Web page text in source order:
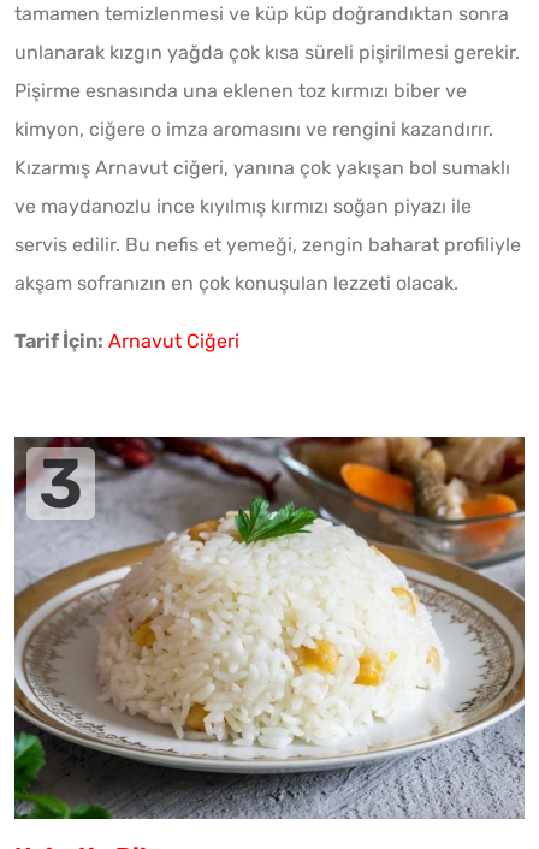
tamamen temizlenmesi ve küp küp doğrandıktan sonra
unlanarak kızgın yağda çok kısa süreli pişirilmesi gerekir.
Pişirme esnasında una eklenen toz kırmızı biber ve
kimyon, ciğere o imza aromasını ve rengini kazandırır.
Kızarmış Arnavut ciğeri, yanına çok yakışan bol sumaklı
ve maydanozlu ince kıyılmış kırmızı soğan piyazı ile
servis edilir. Bu nefis et yemeği, zengin baharat profiliyle
akşam sofranızın en çok konuşulan lezzeti olacak.
Tarif İçin: Arnavut Ciğeri